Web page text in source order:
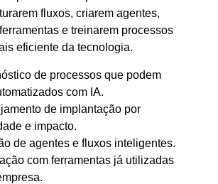
fluxos, criarem agentes,
e treinarem processos
eficiente da tecnologia.
de processos que podem
com IA.
de implantação por
e impacto.
de agentes e fluxos inteligentes.
com ferramentas já utilizadas